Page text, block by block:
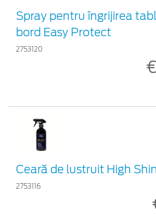
Spray pentru îngrijirea
bord Easy Protect
2753120
Ceară de lustruit High
2753116